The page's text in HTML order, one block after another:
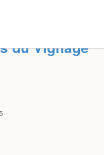
du Vignage"